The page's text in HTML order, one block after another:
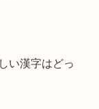
い漢字はどっ